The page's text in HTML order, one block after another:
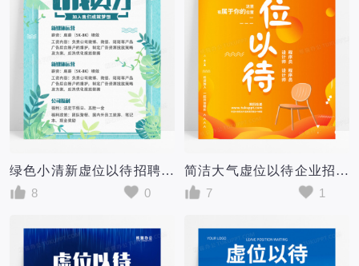
绿色小清新虚位以待招聘海报
8
0
简洁大气虚位以待企业招聘海报
7
1